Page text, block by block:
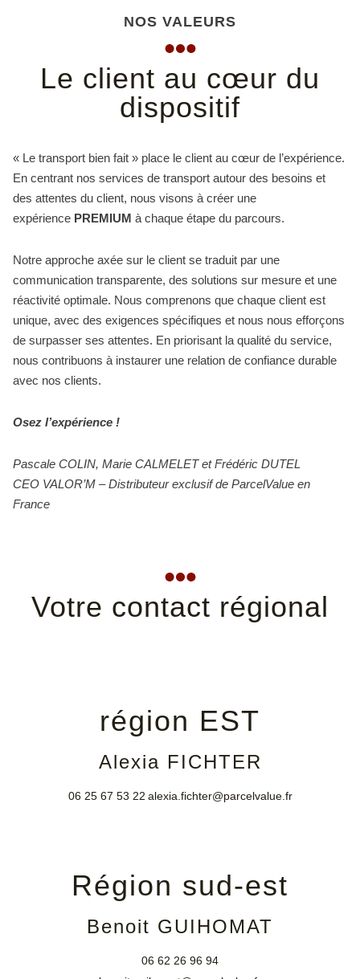
NOS VALEURS
Le client au cœur du
dispositif
« Le transport bien fait » place le client au cœur de l’expérience.
En centrant nos services de transport autour des besoins et
des attentes du client, nous visons à créer une
expérience PREMIUM à chaque étape du parcours.
Notre approche axée sur le client se traduit par une
communication transparente, des solutions sur mesure et une
réactivité optimale. Nous comprenons que chaque client est
unique, avec des exigences spécifiques et nous nous efforçons
de surpasser ses attentes. En priorisant la qualité du service,
nous contribuons à instaurer une relation de confiance durable
avec nos clients.
Osez l’expérience !
Pascale COLIN, Marie CALMELET et Frédéric DUTEL
CEO VALOR’M – Distributeur exclusif de ParcelValue en
France
Votre contact régional
région EST
Alexia FICHTER
06 25 67 53 22 alexia.fichter@parcelvalue.fr
Région sud-est
Benoit GUIHOMAT
06 62 26 96 94